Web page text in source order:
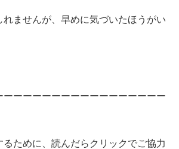
れませんが、早めに気づいたほうがい
ーーーーーーーーーーーーーーーーー
ために、読んだらクリックでご協力